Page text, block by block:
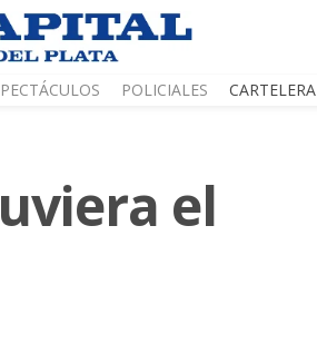
POLICIALES CARTELERA
el